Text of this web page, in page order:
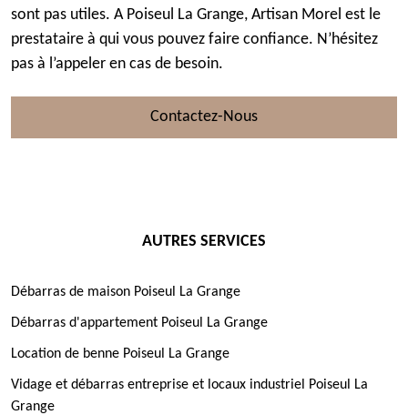
sont pas utiles. A Poiseul La Grange, Artisan Morel est le
prestataire à qui vous pouvez faire confiance. N’hésitez
pas à l’appeler en cas de besoin.
Contactez-Nous
AUTRES SERVICES
Débarras de maison Poiseul La Grange
Débarras d'appartement Poiseul La Grange
Location de benne Poiseul La Grange
Vidage et débarras entreprise et locaux industriel Poiseul La
Grange